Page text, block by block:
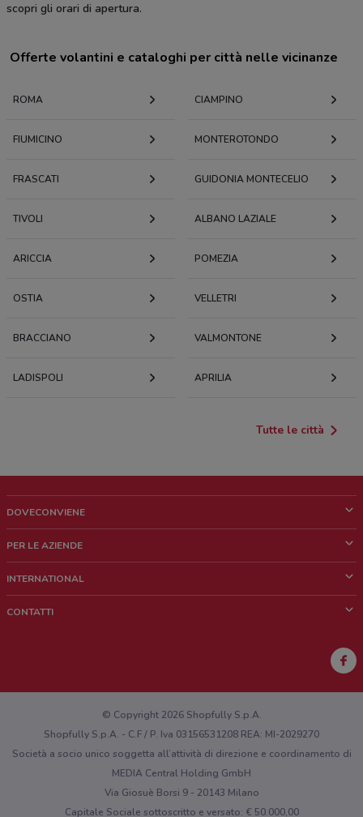
scopri gli orari di apertura.
Offerte volantini e cataloghi per città nelle vicinanze
ROMA CIAMPINO
FIUMICINO MONTEROTONDO
FRASCATI GUIDONIA MONTECELIO
TIVOLI ALBANO LAZIALE
ARICCIA POMEZIA
OSTIA VELLETRI
BRACCIANO VALMONTONE
LADISPOLI APRILIA
Tutte le città
DOVECONVIENE
Chi siamo
Lavora con noi
PER LE AZIENDE
Richieste commerciali e marketing
INTERNATIONAL
CONTATTI
Hai un malfunzionamento sul web o sull'app?
© Copyright 2026 Shopfully S.p.A.
Shopfully S.p.A. - C.F / P. Iva 03156531208 REA: MI-2029270
Società a socio unico soggetta all’attività di direzione e coordinamento di
MEDIA Central Holding GmbH
Via Giosuè Borsi 9 - 20143 Milano
Capitale Sociale sottoscritto e versato: € 50.000,00